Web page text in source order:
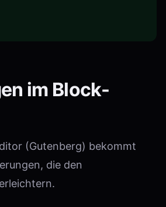
im Block-
(Gutenberg) bekommt
die den